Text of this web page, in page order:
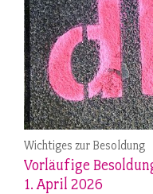
Wichtiges zur Besoldung
Vorläufige
1. April 2026